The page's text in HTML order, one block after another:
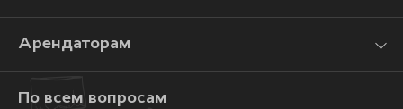
Арендаторам
По всем вопросам